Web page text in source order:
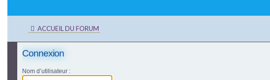
ACCUEIL DU FORUM
Connexion
Nom d’utilisateur :